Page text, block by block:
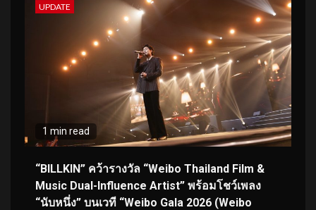
UPDATE
1 min read
“BILLKIN” คว้ารางวัล “Weibo Thailand Film &
Music Dual-Influence Artist” พร้อมโชว์เพลง
“นับหนึ่ง” บนเวที “Weibo Gala 2026 (Weibo